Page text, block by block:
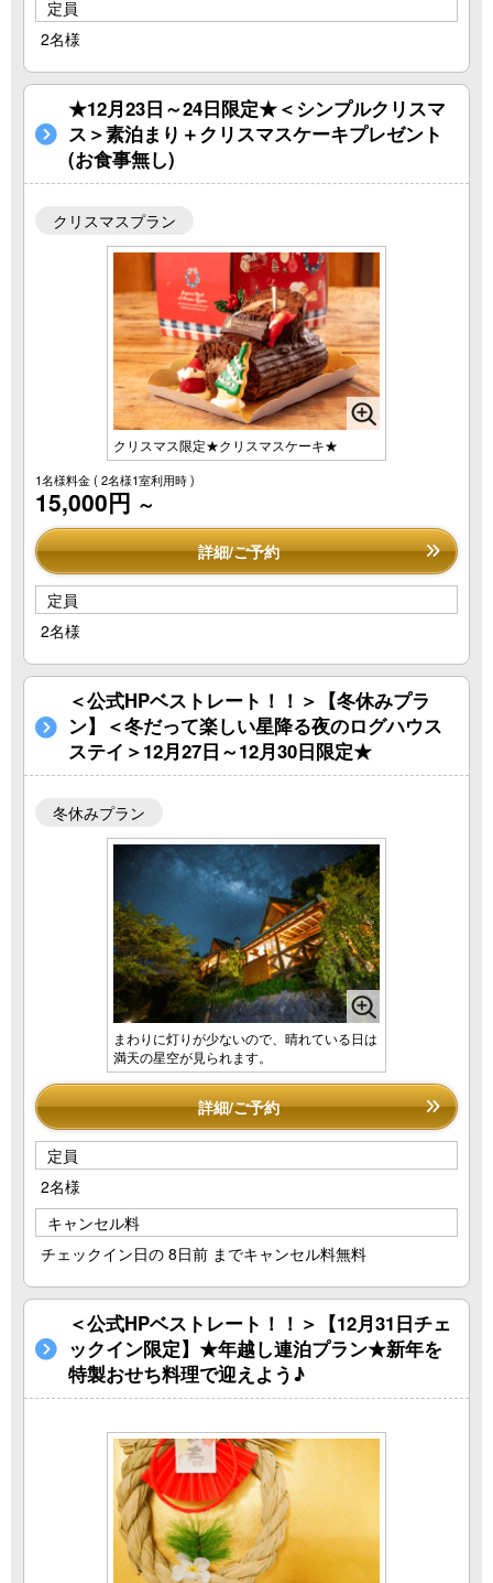
定員
2名様
★12月23日～24日限定★＜シンプルクリスマ
ス＞素泊まり＋クリスマスケーキプレゼント
(お食事無し)
クリスマスプラン
クリスマス限定★クリスマスケーキ★
1名様料金( 2名様1室利用時 )
15,000円 ～
詳細/ご予約
定員
2名様
＜公式HPベストレート！！＞【冬休みプラ
ン】＜冬だって楽しい星降る夜のログハウス
ステイ＞12月27日～12月30日限定★
冬休みプラン
まわりに灯りが少ないので、晴れている日は
満天の星空が見られます。
詳細/ご予約
定員
2名様
キャンセル料
チェックイン日の 8日前 までキャンセル料無料
＜公式HPベストレート！！＞【12月31日チェ
ックイン限定】★年越し連泊プラン★新年を
特製おせち料理で迎えよう♪